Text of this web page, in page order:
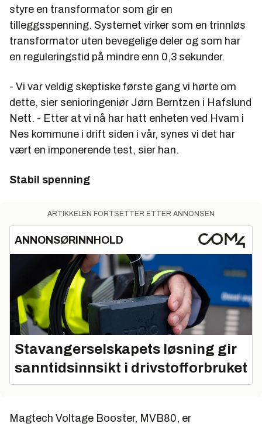
styre en transformator som gir en
tilleggsspenning. Systemet virker som en trinnløs
transformator uten bevegelige deler og som har
en reguleringstid på mindre enn 0,3 sekunder.
- Vi var veldig skeptiske første gang vi hørte om
dette, sier senioringeniør Jørn Berntzen i Hafslund
Nett. - Etter at vi nå har hatt enheten ved Hvam i
Nes kommune i drift siden i vår, synes vi det har
vært en imponerende test, sier han.
Stabil spenning
ARTIKKELEN FORTSETTER ETTER ANNONSEN
ANNONSØRINNHOLD
Stavangerselskapets løsning gir
sanntidsinnsikt i drivstofforbruket
Magtech Voltage Booster, MVB80, er